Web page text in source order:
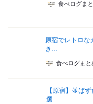
食べログま
原宿でレトロな
き...
食べログまと
【原宿】並ば
選